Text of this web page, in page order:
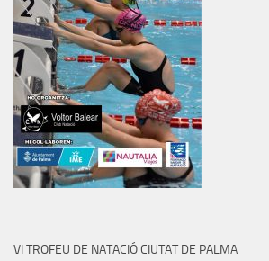
VI TROFEU DE NATACIÓ CIUTAT DE PALMA